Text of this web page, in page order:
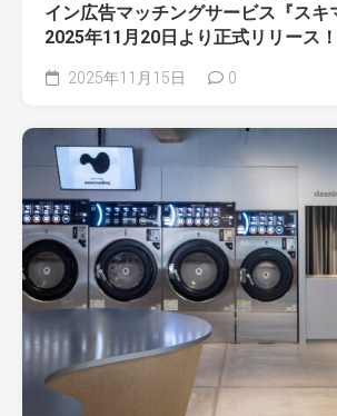
イン広告マッチングサービス『スキ
2025年11月20日より正式リリース！
2025年11月15日 0